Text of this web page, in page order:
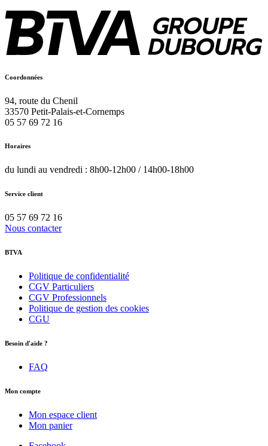
Coordonnées
94, route du Chenil
33570 Petit-Palais-et-Cornemps
05 57 69 72 16
Horaires
du lundi au vendredi : 8h00-12h00 / 14h00-18h00
Service client
05 57 69 72 16
Nous contacter
BTVA
Politique de confidentialité
CGV Particuliers
CGV Professionnels
Politique de gestion des cookies
CGU
Besoin d'aide ?
FAQ
Mon compte
Mon espace client
Mon panier